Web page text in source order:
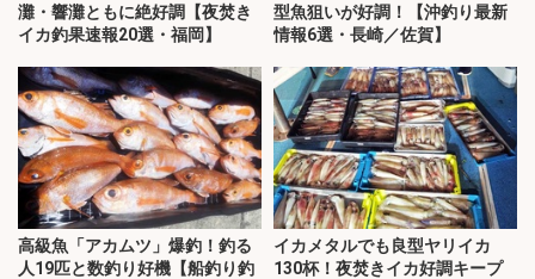
灘・響灘ともに絶好調【夜焚き
イカ釣果速報20選・福岡】
型魚狙いが好調！【沖釣り最新
情報6選・長崎／佐賀】
高級魚「アカムツ」爆釣！釣る
人19匹と数釣り好機【船釣り釣
イカメタルでも良型ヤリイカ
130杯！夜焚きイカ好調キープ